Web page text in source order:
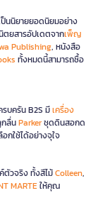
ป็นนิยายยอดนิยมอย่าง
ตยสารอัปเดตจากเพ็ญ
Publishing, หนังสือ
ทั้งหมดนี้สามารถซื้อ
บครัน B2S มีเครื่อง
กลื่นParkerชุดดินสอกด
กใช้ได้อย่างจุใจ
ตัวจริง ทั้งสีไม้Colleen,
MARTEให้คุณ